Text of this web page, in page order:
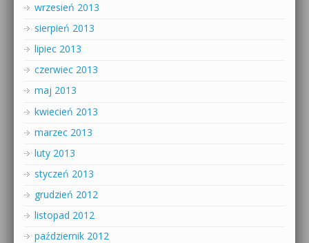
wrzesień 2013
sierpień 2013
lipiec 2013
czerwiec 2013
maj 2013
kwiecień 2013
marzec 2013
luty 2013
styczeń 2013
grudzień 2012
listopad 2012
październik 2012